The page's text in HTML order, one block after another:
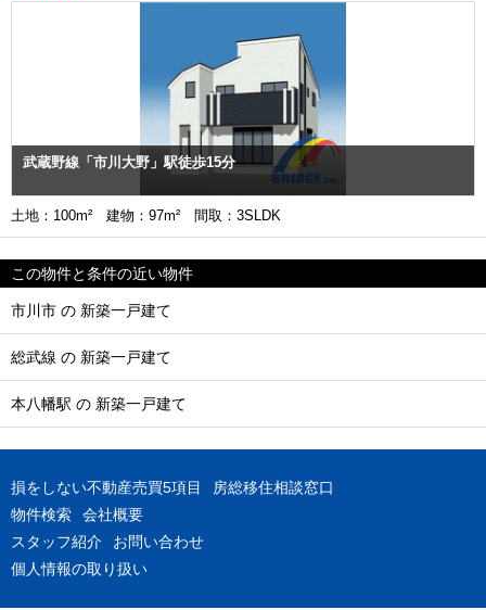
武蔵野線「市川大野」駅徒歩15分
土地：100m² 建物：97m² 間取：3SLDK
この物件と条件の近い物件
市川市 の 新築一戸建て
総武線 の 新築一戸建て
本八幡駅 の 新築一戸建て
損をしない不動産売買5項目
房総移住相談窓口
物件検索
会社概要
スタッフ紹介
お問い合わせ
個人情報の取り扱い